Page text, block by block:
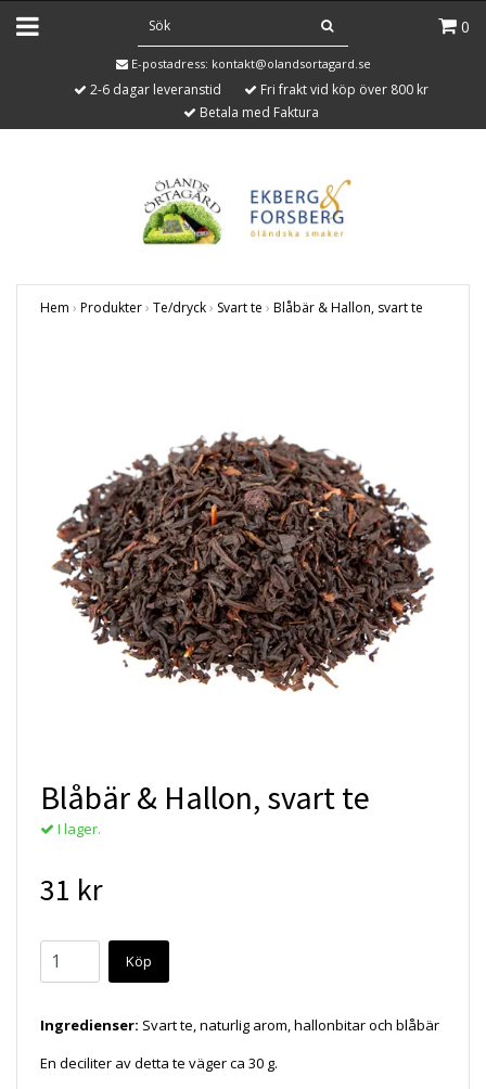
0
E-postadress: kontakt@olandsortagard.se
2-6 dagar leveranstid
Fri frakt vid köp över 800 kr
Betala med Faktura
Hem › Produkter› Te/dryck› Svart te › Blåbär & Hallon, svart te
Blåbär & Hallon, svart te
I lager.
31 kr
Köp
Ingredienser: Svart te, naturlig arom, hallonbitar och blåbär
En deciliter av detta te väger ca 30 g.